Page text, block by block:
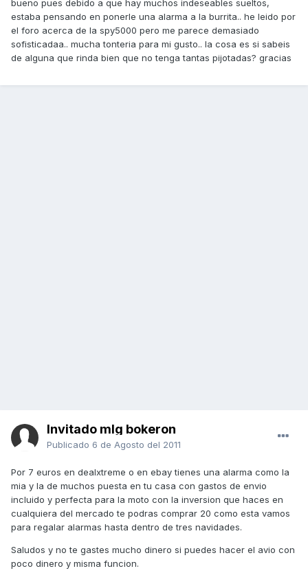
bueno pues debido a que hay muchos indeseables sueltos,
estaba pensando en ponerle una alarma a la burrita.. he leido por
el foro acerca de la spy5000 pero me parece demasiado
sofisticadaa.. mucha tonteria para mi gusto.. la cosa es si sabeis
de alguna que rinda bien que no tenga tantas pijotadas? gracias
Invitado mlg bokeron
Publicado 6 de Agosto del 2011
Por 7 euros en dealxtreme o en ebay tienes una alarma como la
mia y la de muchos puesta en tu casa con gastos de envio
incluido y perfecta para la moto con la inversion que haces en
cualquiera del mercado te podras comprar 20 como esta vamos
para regalar alarmas hasta dentro de tres navidades.
Saludos y no te gastes mucho dinero si puedes hacer el avio con
poco dinero y misma funcion.